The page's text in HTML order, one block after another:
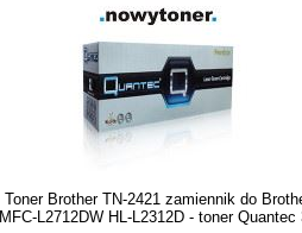
Toner Brother TN-2421 zamiennik do
MFC-L2712DW HL-L2312D - toner Quantec